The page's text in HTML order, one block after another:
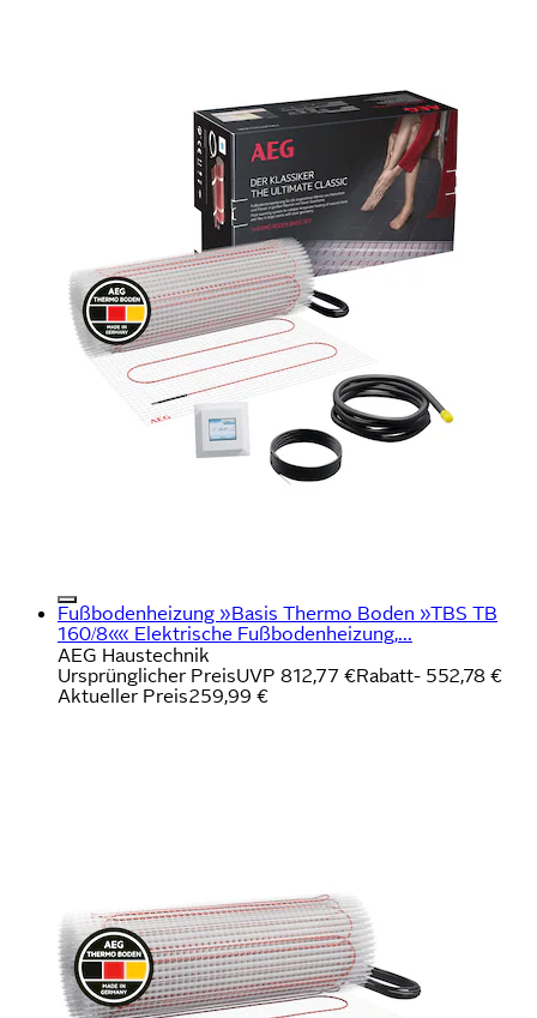
Fußbodenheizung »Basis Thermo Boden »TBS TB
160/8«« Elektrische Fußbodenheizung,...
AEG Haustechnik
Ursprünglicher PreisUVP 812,77 €Rabatt- 552,78 €
Aktueller Preis259,99 €